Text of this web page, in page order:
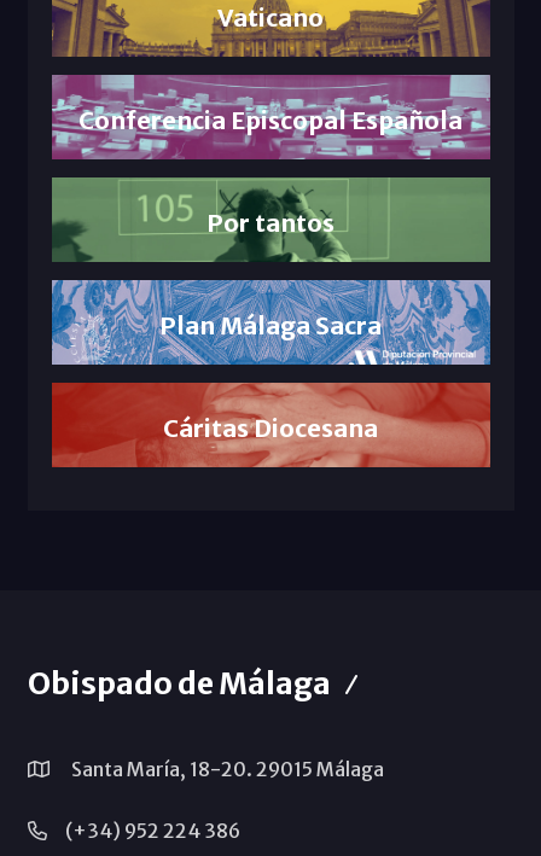
Vaticano
Conferencia Episcopal Española
Por tantos
Plan Málaga Sacra
Cáritas Diocesana
Obispado de Málaga
Santa María, 18-20. 29015 Málaga
(+34) 952 224 386